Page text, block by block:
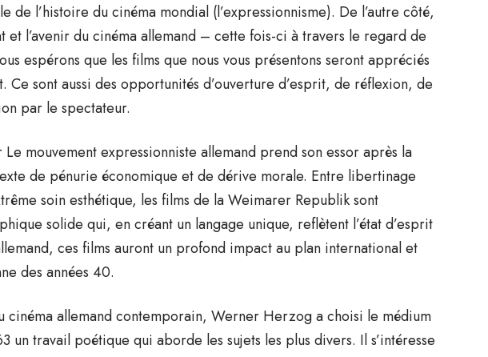
de l’histoire du cinéma mondial (l’expressionnisme). De l’autre côté,
l’avenir du cinéma allemand – cette fois-ci à travers le regard de
espérons que les films que nous vous présentons seront appréciés
Ce sont aussi des opportunités d’ouverture d’esprit, de réflexion, de
par le spectateur.
mouvement expressionniste allemand prend son essor après la
de pénurie économique et de dérive morale. Entre libertinage
soin esthétique, les films de la Weimarer Republik sont
solide qui, en créant un langage unique, reflètent l’état d’esprit
ces films auront un profond impact au plan international et
des années 40.
allemand contemporain, Werner Herzog a choisi le médium
un travail poétique qui aborde les sujets les plus divers. Il s’intéresse